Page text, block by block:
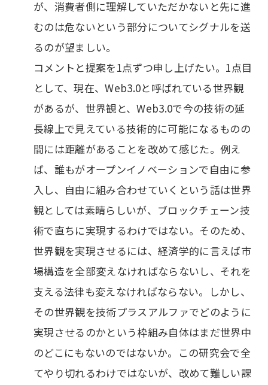
が、消費者側に理解していただかないと先に進
むのは危ないという部分についてシグナルを送
るのが望ましい。
コメントと提案を1点ずつ申し上げたい。1点目
として、現在、Web3.0と呼ばれている世界観
があるが、世界観と、Web3.0で今の技術の延
長線上で見えている技術的に可能になるものの
間には距離があることを改めて感じた。例え
ば、誰もがオープンイノベーションで自由に参
入し、自由に組み合わせていくという話は世界
観としては素晴らしいが、ブロックチェーン技
術で直ちに実現するわけではない。そのため、
世界観を実現させるには、経済学的に言えば市
場構造を全部変えなければならないし、それを
支える法律も変えなければならない。しかし、
その世界観を技術プラスアルファでどのように
実現させるのかという枠組み自体はまだ世界中
のどこにもないのではないか。この研究会で全
てやり切れるわけではないが、改めて難しい課